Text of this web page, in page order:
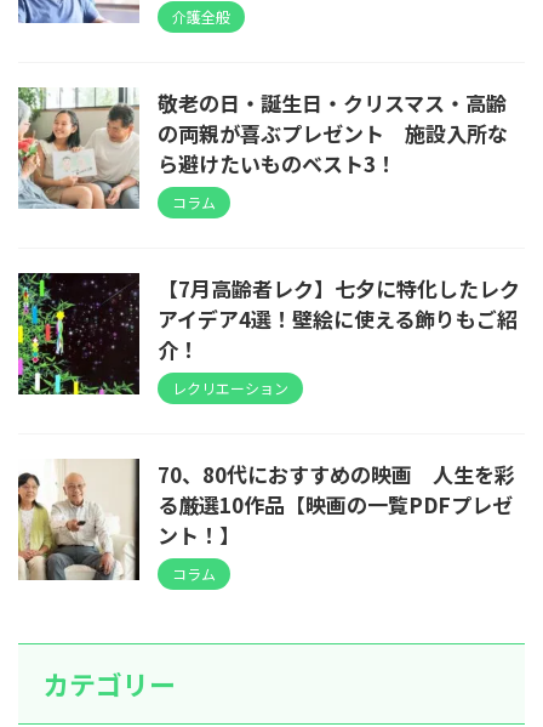
介護全般
敬老の日・誕生日・クリスマス・高齢
の両親が喜ぶプレゼント 施設入所な
ら避けたいものベスト3！
コラム
【7月高齢者レク】七夕に特化したレク
アイデア4選！壁絵に使える飾りもご紹
介！
レクリエーション
70、80代におすすめの映画 人生を彩
る厳選10作品【映画の一覧PDFプレゼ
ント！】
コラム
カテゴリー